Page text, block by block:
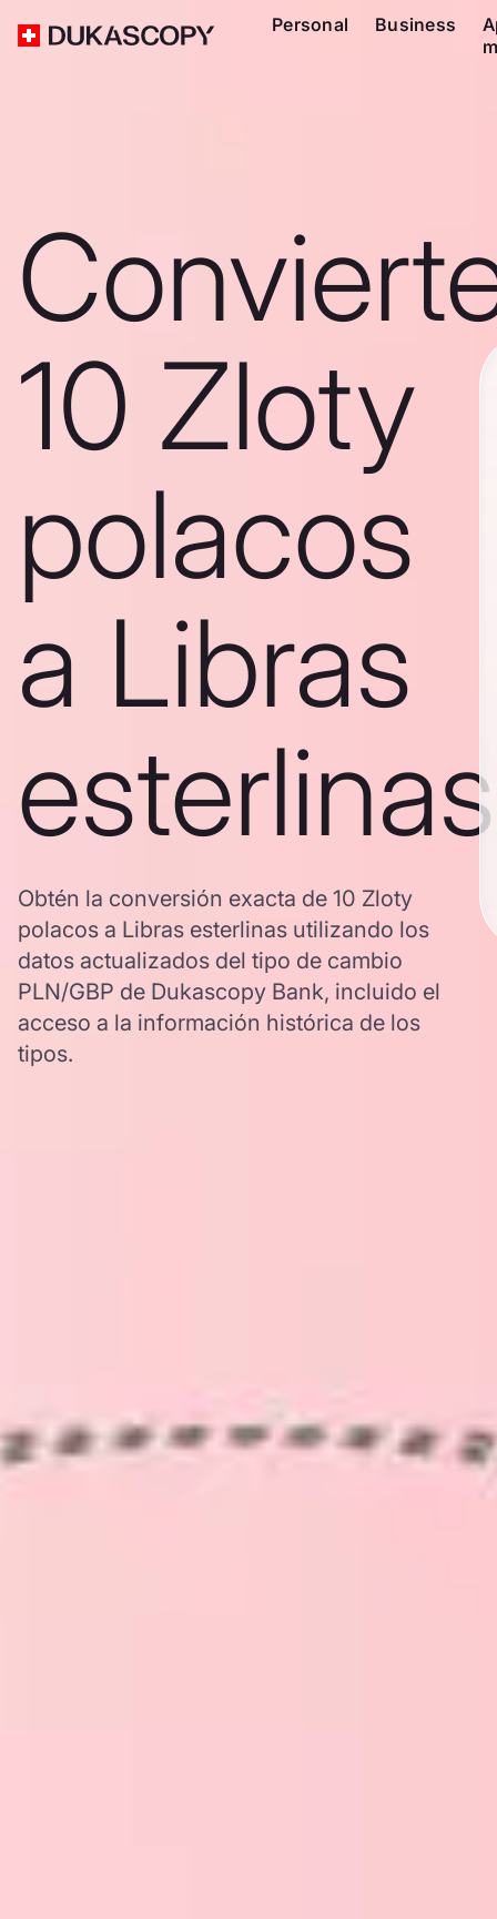
Personal Business
10 Zloty
polacos
a Libras
esterlinas
Obtén la conversión exacta de 10 Zloty
polacos a Libras esterlinas utilizando los
datos actualizados del tipo de cambio
PLN/GBP de Dukascopy Bank, incluido el
acceso a la información histórica de los
tipos.